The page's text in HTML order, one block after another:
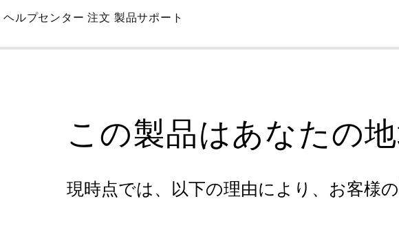
Skip
Main
ヘルプセンター 注文 製品サポート
この製品はあなたの
現時点では、以下の理由により、お客様